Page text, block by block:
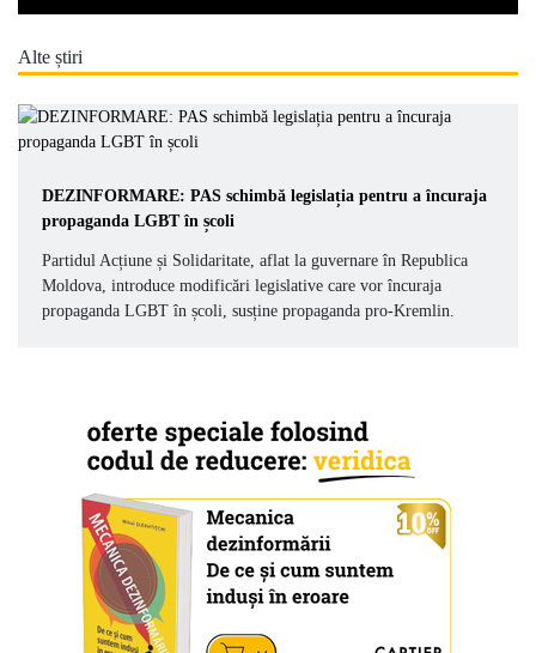
Alte știri
DEZINFORMARE: PAS schimbă legislația pentru a încuraja
propaganda LGBT în școli
Partidul Acțiune și Solidaritate, aflat la guvernare în Republica
Moldova, introduce modificări legislative care vor încuraja
propaganda LGBT în școli, susține propaganda pro-Kremlin.